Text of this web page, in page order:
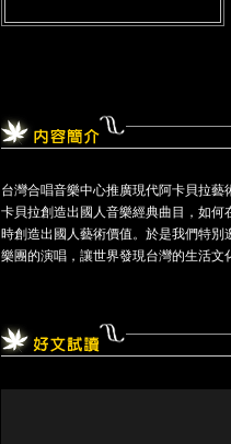
台灣合唱音樂中心推廣現代阿卡貝拉
卡貝拉創造出國人音樂經典曲目，如
時創造出國人藝術價值。於是我們特
樂團的演唱，讓世界發現台灣的生活文